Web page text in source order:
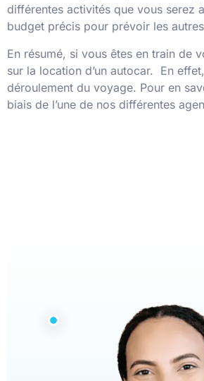
différentes activités que vous serez
budget précis pour prévoir les
En résumé, si vous êtes en train de
sur la location d’un autocar. En
déroulement du voyage. Pour en
biais de l’une de nos différentes
33 Years